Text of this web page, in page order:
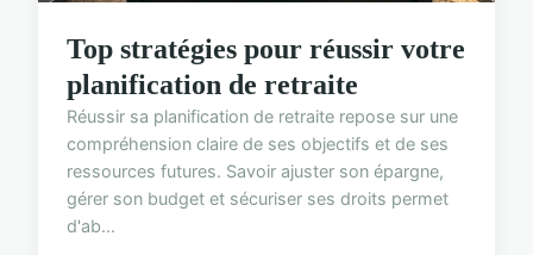
Top stratégies pour réussir votre
planification de retraite
Réussir sa planification de retraite repose sur une
compréhension claire de ses objectifs et de ses
ressources futures. Savoir ajuster son épargne,
gérer son budget et sécuriser ses droits permet
d'ab...